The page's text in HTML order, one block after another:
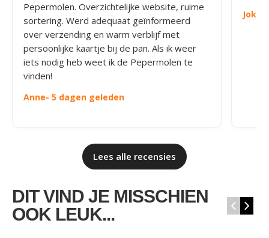
Pepermolen. Overzichtelijke website, ruime
sortering. Werd adequaat geïnformeerd
over verzending en warm verblijf met
persoonlijke kaartje bij de pan. Als ik weer
iets nodig heb weet ik de Pepermolen te
vinden!
Anne- 5 dagen geleden
Joke
Lees alle recensies
DIT VIND JE MISSCHIEN
OOK LEUK...
‹ ›